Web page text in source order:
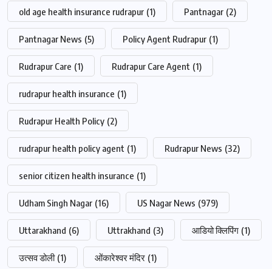
old age health insurance rudrapur (1) Pantnagar (2)
Pantnagar News (5) Policy Agent Rudrapur (1)
Rudrapur Care (1) Rudrapur Care Agent (1)
rudrapur health insurance (1)
Rudrapur Health Policy (2)
rudrapur health policy agent (1) Rudrapur News (32)
senior citizen health insurance (1)
Udham Singh Nagar (16) US Nagar News (979)
Uttarakhand (6) Uttrakhand (3) आडियो क्लिपिंग (1)
उत्सव डोली (1) ओंकारेश्वर मंदिर (1)